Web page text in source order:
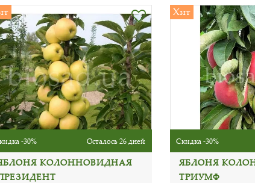
-30% Осталось 26 дней
КОЛОННОВИДНАЯ
Хит
Скидка -30%
ЯБЛОНЯ
ТРИУМФ